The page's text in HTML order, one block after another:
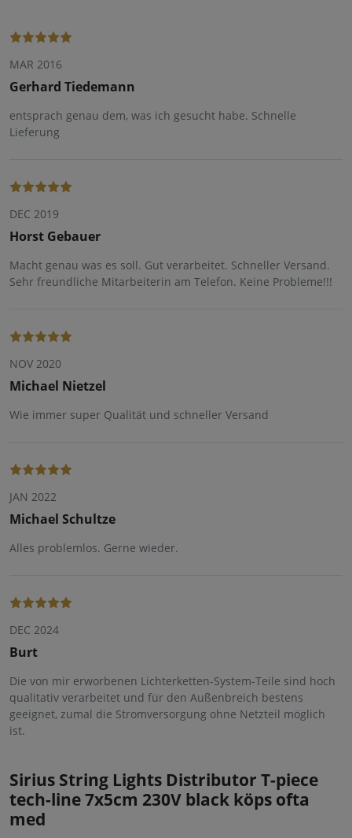
MAR 2016
Gerhard Tiedemann
entsprach genau dem, was ich gesucht habe. Schnelle
Lieferung
DEC 2019
Horst Gebauer
Macht genau was es soll. Gut verarbeitet. Schneller Versand.
Sehr freundliche Mitarbeiterin am Telefon. Keine Probleme!!!
NOV 2020
Michael Nietzel
Wie immer super Qualität und schneller Versand
JAN 2022
Michael Schultze
Alles problemlos. Gerne wieder.
DEC 2024
Burt
Die von mir erworbenen Lichterketten-System-Teile sind hoch
qualitativ verarbeitet und für den Außenbreich bestens
geeignet, zumal die Stromversorgung ohne Netzteil möglich
ist.
Sirius String Lights Distributor T-piece
tech-line 7x5cm 230V black köps ofta
med